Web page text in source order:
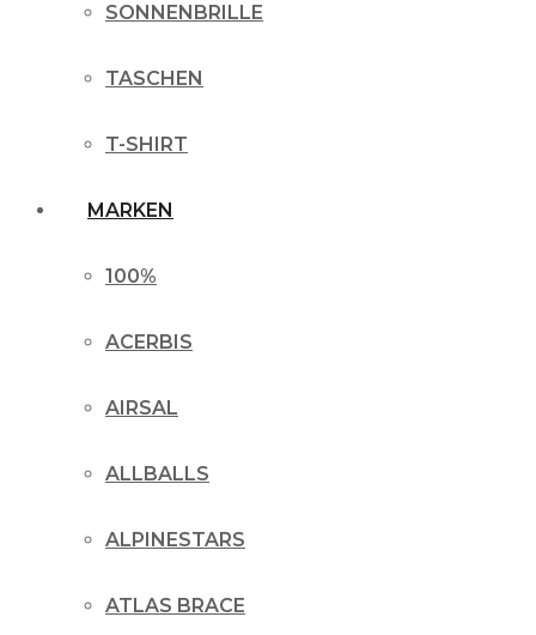
SONNENBRILLE
TASCHEN
T-SHIRT
MARKEN
100%
ACERBIS
AIRSAL
ALLBALLS
ALPINESTARS
ATLAS BRACE